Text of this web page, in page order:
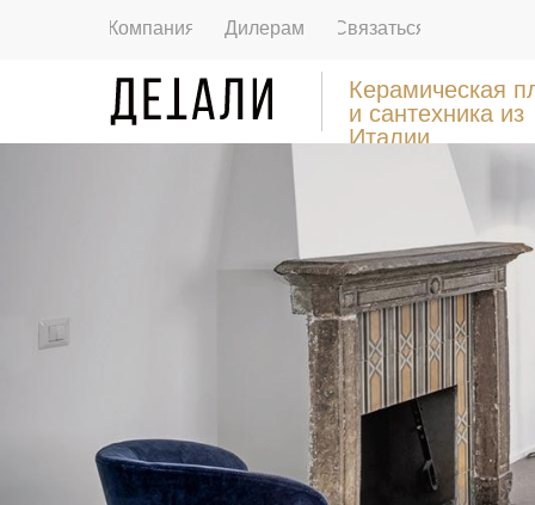
Керамическая
и сантехника из
Италии
Компания Дилерам Связаться